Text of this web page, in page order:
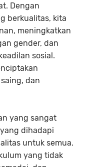
Dengan
berkualitas, kita
meningkatkan
gender, dan
sosial.
dan
yang sangat
dihadapi
untuk semua.
yang tidak